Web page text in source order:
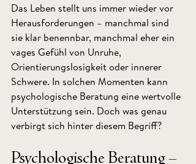
Das Leben stellt uns immer wieder vor
Herausforderungen – manchmal sind
sie klar benennbar, manchmal eher ein
vages Gefühl von Unruhe,
Orientierungslosigkeit oder innerer
Schwere. In solchen Momenten kann
psychologische Beratung eine wertvolle
Unterstützung sein. Doch was genau
verbirgt sich hinter diesem Begriff?
Psychologische Beratung –